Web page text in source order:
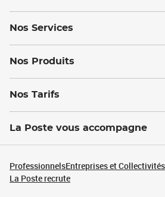
Nos Services
Nos Produits
Nos Tarifs
La Poste vous accompagne
ProfessionnelsEntreprises et Collectivités
La Poste recrute